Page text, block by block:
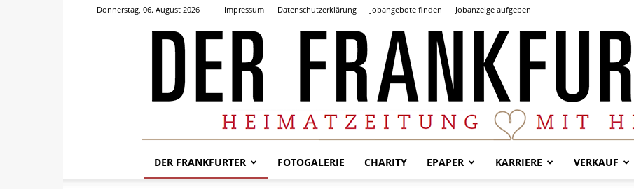
Donnerstag, 06. August 2026 Impressum Datenschutzerklärung Jobangebote finden Jobanzeige aufgeben
DER FRANKFURTER FOTOGALERIE CHARITY EPAPER KARRIERE VERKAUF